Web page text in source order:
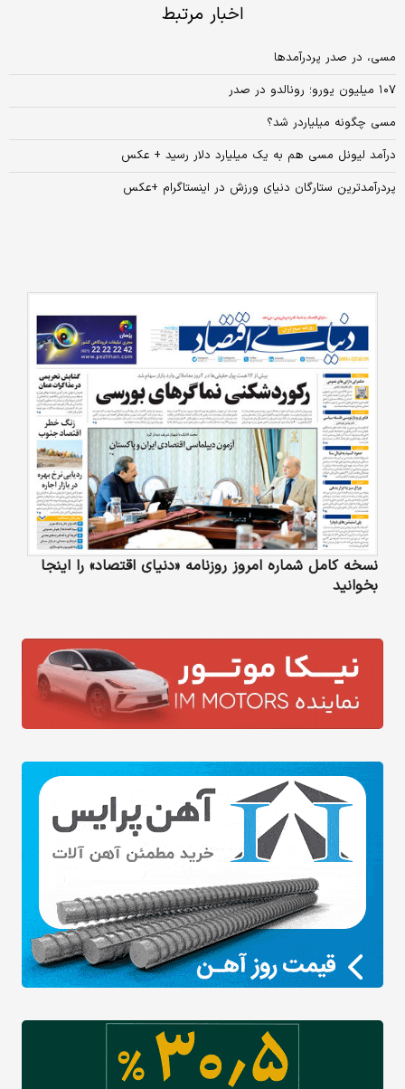
اخبار مرتبط
مسی، در صدر پردرآمدها
۱۰۷ میلیون یورو؛ رونالدو در صدر
مسی چگونه میلیاردر شد؟
درآمد لیونل مسی هم به یک میلیارد دلار رسید + عکس
پردرآمدترین ستارگان دنیای ورزش در اینستاگرام +عکس
نسخه کامل شماره امروز روزنامه «دنیای‌ اقتصاد» را اینجا
بخوانید